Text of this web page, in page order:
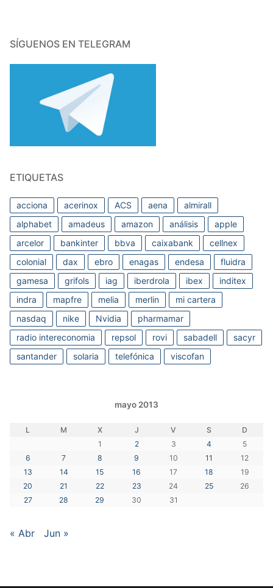
SÍGUENOS EN TELEGRAM
ETIQUETAS
acciona acerinox ACS aena
almirall
alphabet
amadeus amazon análisis
apple
arcelor
bankinter bbva caixabank
cellnex
colonial
dax ebro enagas endesa
fluidra
gamesa
grifols iag iberdrola ibex
inditex
indra
mapfre melia merlin
mi cartera
nasdaq
nike Nvidia
pharmamar
radio intereconomia
repsol rovi sabadell
sacyr
santander
solaria telefónica viscofan
mayo 2013
L M X J V S
D
1
2 3 4
5
6
7 8 9 10 11
12
13
14 15 16 17 18
19
20
21 22 23 24 25
26
27
28 29 30 31
« Abr Jun »